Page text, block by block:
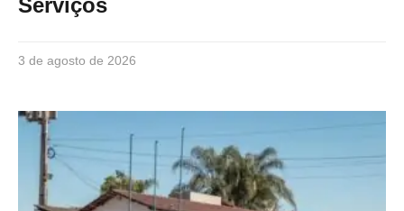
3 de agosto de 2026